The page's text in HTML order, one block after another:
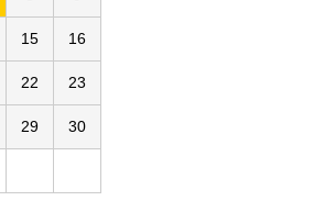
15 16
22 23
29 30